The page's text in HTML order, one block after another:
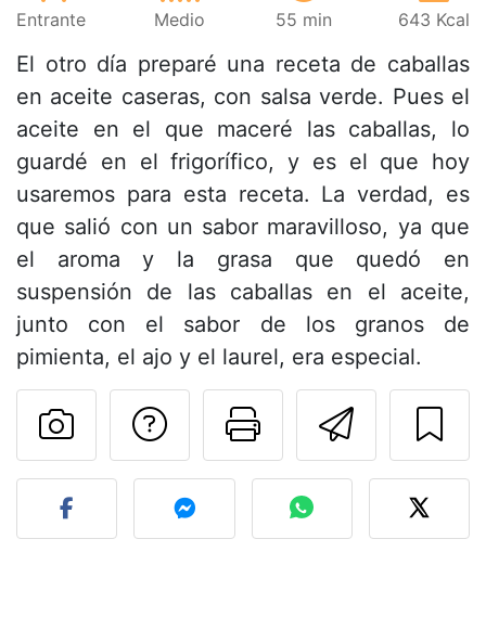
Entrante Medio 55 min 643 Kcal
El otro día preparé una receta de caballas
en aceite caseras, con salsa verde. Pues el
aceite en el que maceré las caballas, lo
guardé en el frigorífico, y es el que hoy
usaremos para esta receta. La verdad, es
que salió con un sabor maravilloso, ya que
el aroma y la grasa que quedó en
suspensión de las caballas en el aceite,
junto con el sabor de los granos de
pimienta, el ajo y el laurel, era especial.
Imprimir
Preguntar al autor
Publicar la foto de esta